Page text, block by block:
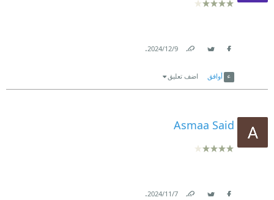
9‏/12‏/2024
.
أوافق اضف تعليق
Asmaa Said
7‏/11‏/2024
.